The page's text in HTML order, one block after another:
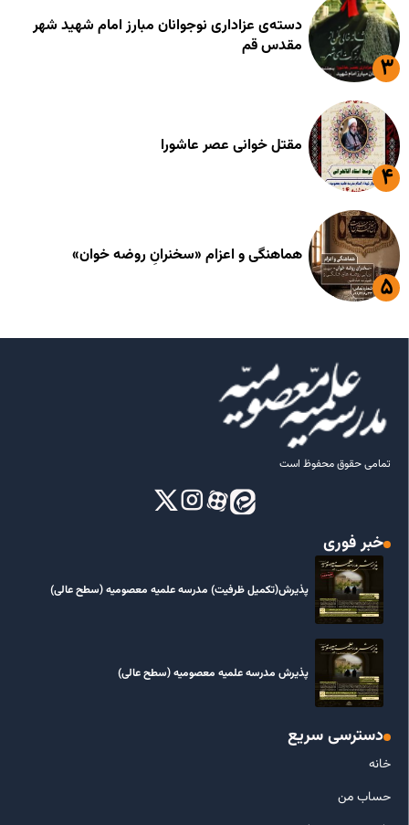
دسته‌ی عزاداری نوجوانان مبارز امام شهید شهر
مقدس قم
مقتل خوانی عصر عاشورا
هماهنگی و اعزام «سخنرانِ روضه خوان»
تمامی حقوق محفوظ است
خبر فوری
پذیرش(تکمیل ظرفیت) مدرسه علمیه معصومیه‌ (سطح عالی)
پذیرش مدرسه علمیه معصومیه‌ (سطح عالی)
دسترسی سریع
خانه
حساب من